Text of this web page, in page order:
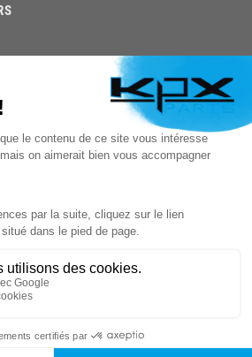
03.85.32.96.74
- SITE CRÉÉ PARLET'S CLIC
TROUVEZ LA BONNE PIÈCE RAPIDEMENT